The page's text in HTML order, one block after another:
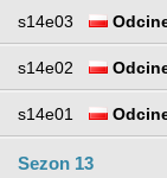
s14e03
s14e02
s14e01
Sezon 13